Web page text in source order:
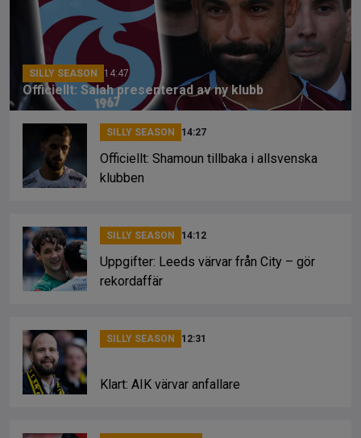
o
k
s
k
SILLY SEASON 14:47
Officiellt: Salah presenterad av ny klubb
SILLY SEASON 14:27
Officiellt: Shamoun tillbaka i allsvenska
klubben
SILLY SEASON 14:12
Uppgifter: Leeds värvar från City – gör
rekordaffär
SILLY SEASON 12:31
Klart: AIK värvar anfallare